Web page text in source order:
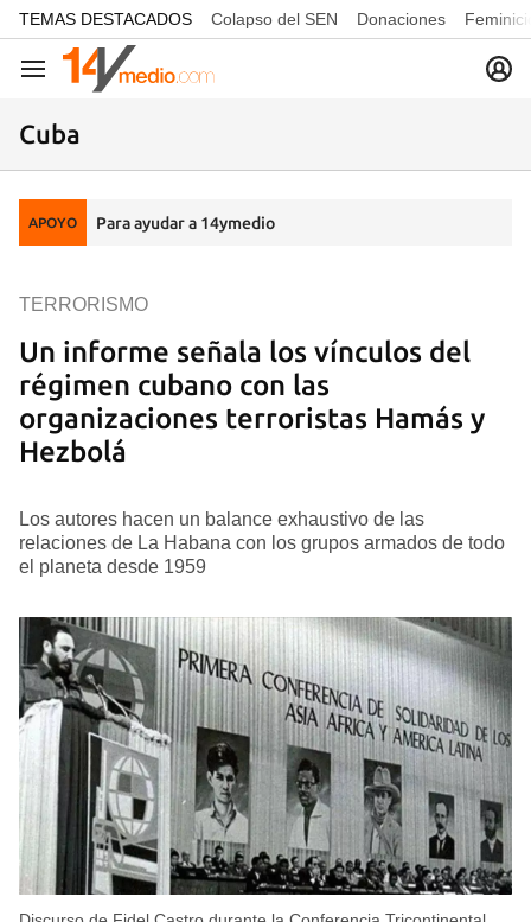
common.go-to-content
TEMAS DESTACADOS Colapso del SEN Donaciones
Navegación
Cuba
APOYO Para ayudar a 14ymedio
Un informe señala los vínculos del
régimen cubano con las
organizaciones terroristas Hamás y
Hezbolá
TERRORISMO
Los autores hacen un balance exhaustivo de las
relaciones de La Habana con los grupos armados de todo
el planeta desde 1959